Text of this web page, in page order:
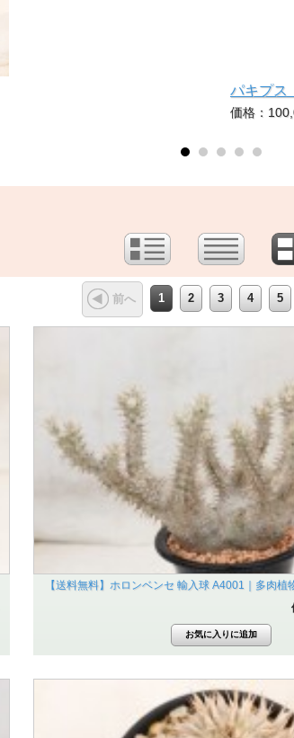
パキプス
価格：
前へ 1 2 3 4 5
【送料無料】ホロンベンセ 輸入球 A4001｜多肉植